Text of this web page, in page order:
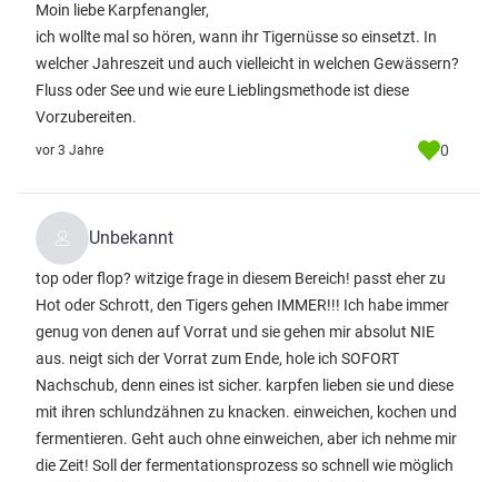
Moin liebe Karpfenangler,
ich wollte mal so hören, wann ihr Tigernüsse so einsetzt. In
welcher Jahreszeit und auch vielleicht in welchen Gewässern?
Fluss oder See und wie eure Lieblingsmethode ist diese
Vorzubereiten.
vor 3 Jahre 0
Unbekannt
top oder flop? witzige frage in diesem Bereich! passt eher zu
Hot oder Schrott, den Tigers gehen IMMER!!! Ich habe immer
genug von denen auf Vorrat und sie gehen mir absolut NIE
aus. neigt sich der Vorrat zum Ende, hole ich SOFORT
Nachschub, denn eines ist sicher. karpfen lieben sie und diese
mit ihren schlundzähnen zu knacken. einweichen, kochen und
fermentieren. Geht auch ohne einweichen, aber ich nehme mir
die Zeit! Soll der fermentationsprozess so schnell wie möglich